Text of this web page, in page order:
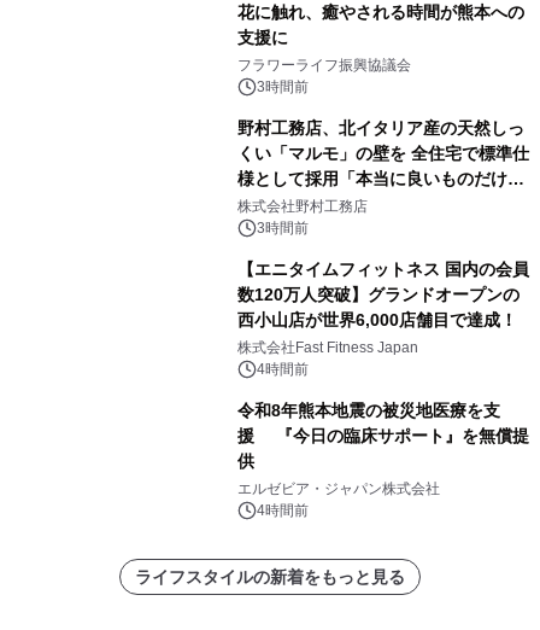
花に触れ、癒やされる時間が熊本への
支援に
フラワーライフ振興協議会
3時間前
野村工務店、北イタリア産の天然しっ
くい「マルモ」の壁を 全住宅で標準仕
様として採用「本当に良いものだけに
こだわる」
株式会社野村工務店
3時間前
【エニタイムフィットネス 国内の会員
数120万人突破】グランドオープンの
西小山店が世界6,000店舗目で達成！
株式会社Fast Fitness Japan
4時間前
令和8年熊本地震の被災地医療を支
援 『今日の臨床サポート』を無償提
供
エルゼビア・ジャパン株式会社
4時間前
ライフスタイルの新着をもっと見る